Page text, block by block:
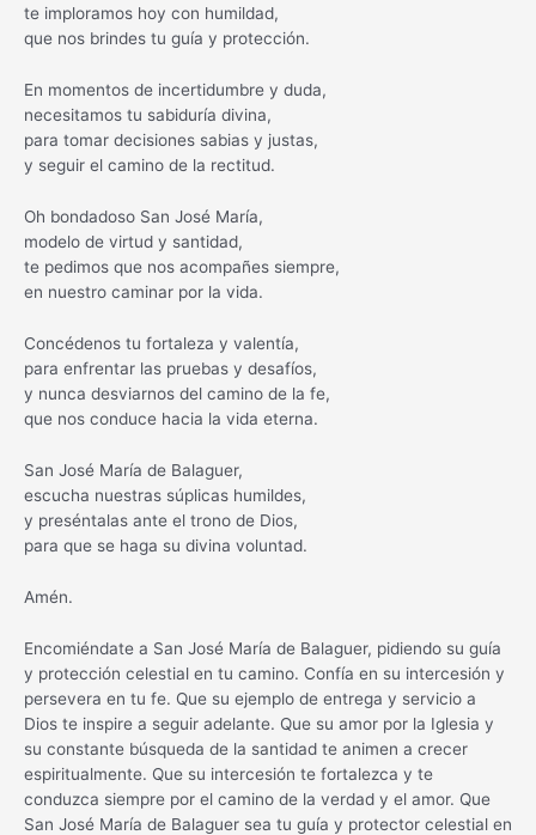
te imploramos hoy con humildad,
que nos brindes tu guía y protección.
En momentos de incertidumbre y duda,
necesitamos tu sabiduría divina,
para tomar decisiones sabias y justas,
y seguir el camino de la rectitud.
Oh bondadoso San José María,
modelo de virtud y santidad,
te pedimos que nos acompañes siempre,
en nuestro caminar por la vida.
Concédenos tu fortaleza y valentía,
para enfrentar las pruebas y desafíos,
y nunca desviarnos del camino de la fe,
que nos conduce hacia la vida eterna.
San José María de Balaguer,
escucha nuestras súplicas humildes,
y preséntalas ante el trono de Dios,
para que se haga su divina voluntad.
Amén.
Encomiéndate a San José María de Balaguer, pidiendo su guía
y protección celestial en tu camino. Confía en su intercesión y
persevera en tu fe. Que su ejemplo de entrega y servicio a
Dios te inspire a seguir adelante. Que su amor por la Iglesia y
su constante búsqueda de la santidad te animen a crecer
espiritualmente. Que su intercesión te fortalezca y te
conduzca siempre por el camino de la verdad y el amor. Que
San José María de Balaguer sea tu guía y protector celestial en